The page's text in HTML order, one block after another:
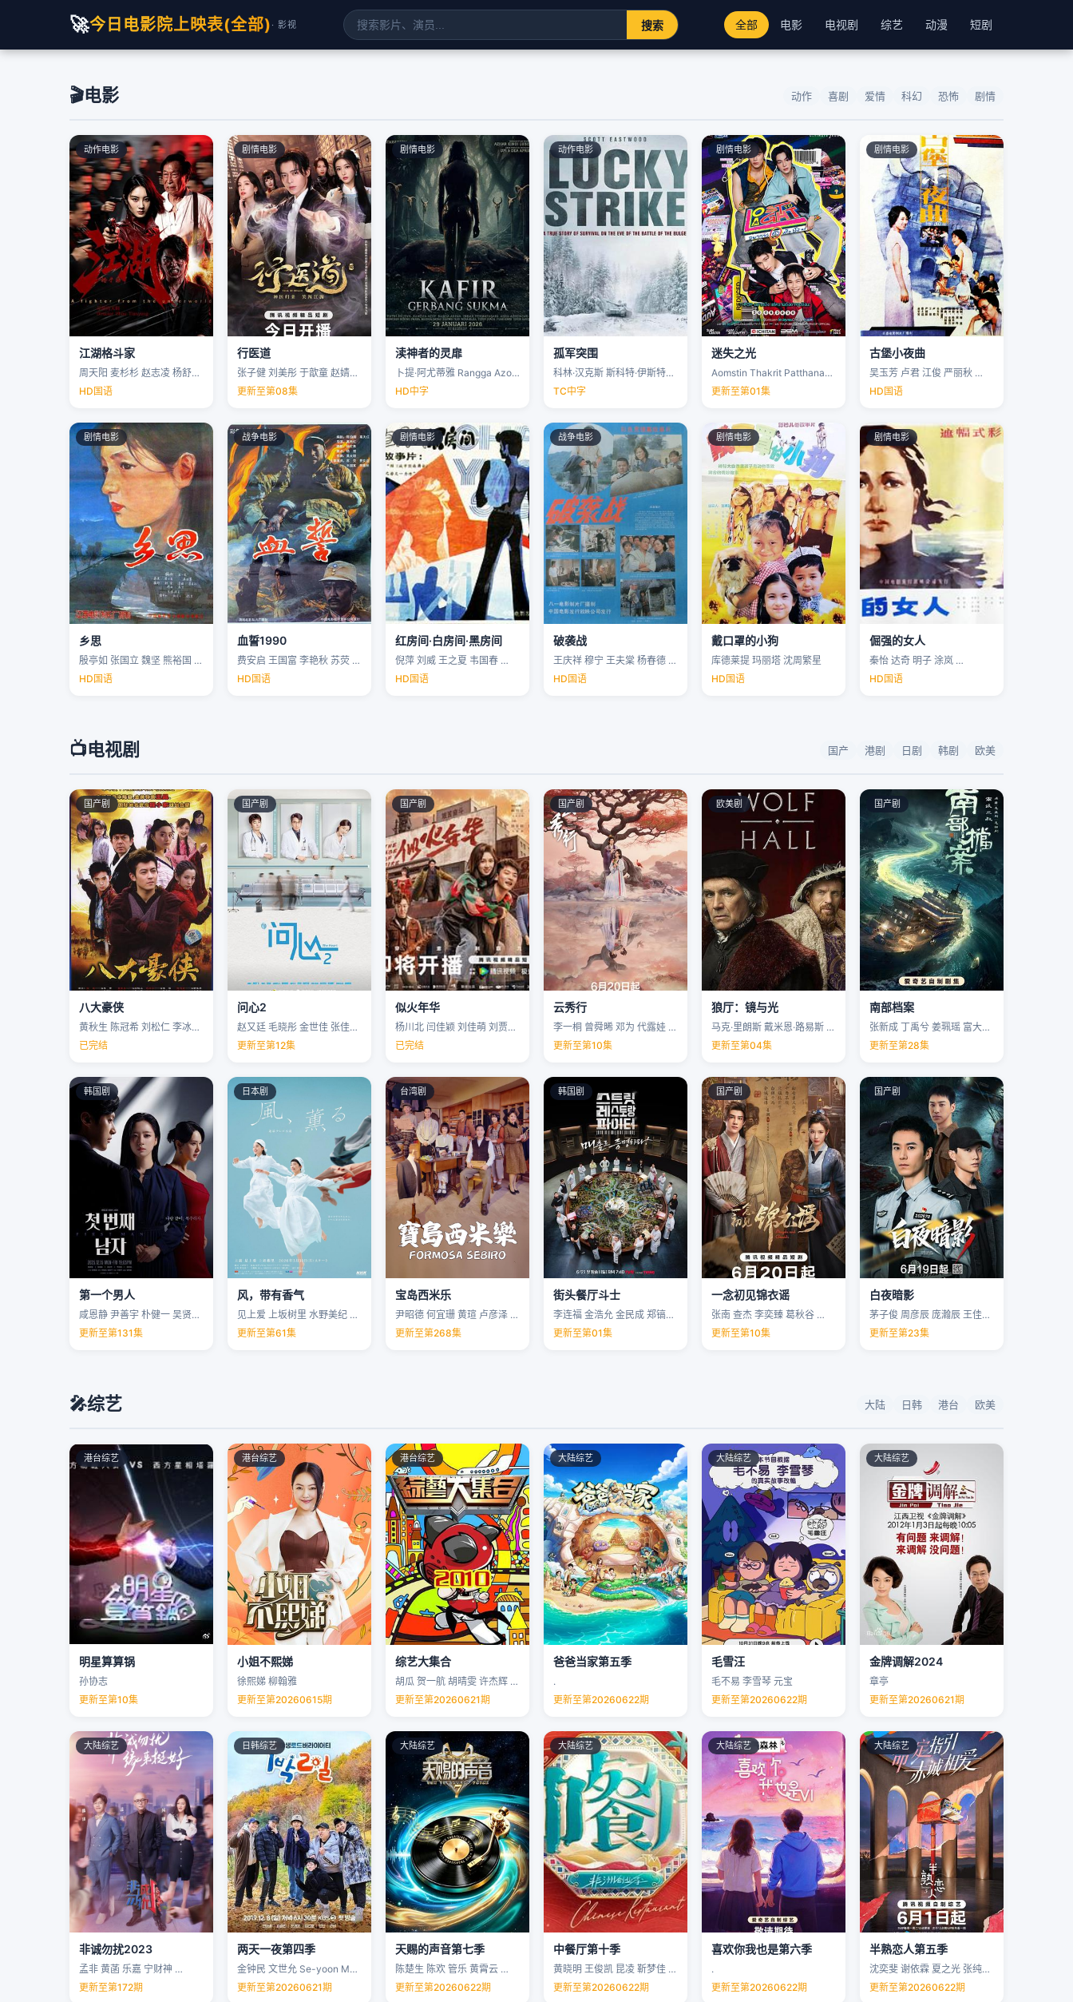
🚀今日电影院上映表(全部) · 影视 搜索 全部 电影 电视剧 综艺 动漫 短剧
🎬电影 动作 喜剧 爱情 科幻 恐怖 剧情
动作电影
江湖格斗家
周天阳 麦杉杉 赵志凌 杨舒米 …
HD国语
剧情电影
行医道
张子健 刘美彤 于歆童 赵婧祎 …
更新至第08集
剧情电影
渎神者的灵扉
卜提·阿尤蒂雅 Rangga Azof Nadya …
HD中字
动作电影
孤军突围
科林·汉克斯 斯科特·伊斯特伍德 安洁纽·艾莉丝-泰勒 泰勒·约翰·史密斯 …
TC中字
剧情电影
迷失之光
Aomstin Thakrit Patthanaworakit
更新至第01集
剧情电影
古堡小夜曲
吴玉芳 卢君 江俊 严丽秋 …
HD国语
剧情电影
乡思
殷亭如 张国立 魏坚 熊裕国 …
HD国语
战争电影
血誓1990
费安启 王国富 李艳秋 苏荧 …
HD国语
剧情电影
红房间·白房间·黑房间
倪萍 刘威 王之夏 韦国春 …
HD国语
战争电影
破袭战
王庆祥 穆宁 王夫棠 杨春德 …
HD国语
剧情电影
戴口罩的小狗
库德莱提 玛丽塔 沈周繁星
HD国语
剧情电影
倔强的女人
秦怡 达奇 明子 涂岚 …
HD国语
📺电视剧 国产 港剧 日剧 韩剧 欧美
国产剧
八大豪侠
黄秋生 陈冠希 刘松仁 李冰冰 …
已完结
国产剧
问心2
赵又廷 毛晓彤 金世佳 张佳宁 …
更新至第12集
国产剧
似火年华
杨川北 闫佳颖 刘佳萌 刘贾玺 …
已完结
国产剧
云秀行
李一桐 曾舜晞 邓为 代露娃 …
更新至第10集
欧美剧
狼厅：镜与光
马克·里朗斯 戴米恩·路易斯 凯特·菲利普斯 托马斯·布罗迪-桑斯特 …
更新至第04集
国产剧
南部档案
张新成 丁禹兮 姜珮瑶 富大龙 …
更新至第28集
韩国剧
第一个男人
咸恩静 尹善宇 朴健一 吴贤庆 …
更新至第131集
日本剧
风，带有香气
见上爱 上坂树里 水野美纪 早坂美海 …
更新至第61集
台湾剧
宝岛西米乐
尹昭德 何宜珊 黄瑄 卢彦泽 …
更新至第268集
韩国剧
街头餐厅斗士
李连福 金浩允 金民成 郑镐泳 …
更新至第01集
国产剧
一念初见锦衣谣
张南 查杰 李奕臻 葛秋谷 …
更新至第10集
国产剧
白夜暗影
茅子俊 周彦辰 庞瀚辰 王佳宇 …
更新至第23集
🎤综艺 大陆 日韩 港台 欧美
港台综艺
明星算算锅
孙协志
更新至第10集
港台综艺
小姐不熙娣
徐熙娣 柳翰雅
更新至第20260615期
港台综艺
综艺大集合
胡瓜 贺一航 胡晴雯 许杰辉 …
更新至第20260621期
大陆综艺
爸爸当家第五季
.
更新至第20260622期
大陆综艺
毛雪汪
毛不易 李雪琴 元宝
更新至第20260622期
大陆综艺
金牌调解2024
章亭
更新至第20260621期
大陆综艺
非诚勿扰2023
孟非 黄菡 乐嘉 宁财神 …
更新至第172期
日韩综艺
两天一夜第四季
金钟民 文世允 Se-yoon Moon …
更新至第20260621期
大陆综艺
天赐的声音第七季
陈楚生 陈欢 管乐 黄霄云 …
更新至第20260622期
大陆综艺
中餐厅第十季
黄晓明 王俊凯 昆凌 靳梦佳 …
更新至第20260622期
大陆综艺
喜欢你我也是第六季
.
更新至第20260622期
大陆综艺
半熟恋人第五季
沈奕斐 谢依霖 夏之光 张纯烨 …
更新至第20260622期